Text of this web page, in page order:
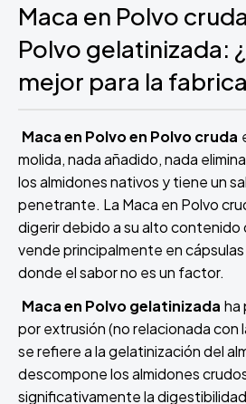
Maca en Polvo
Polvo gelatinizada:
mejor para la
Maca en Polvo en Polvo cruda
molida, nada añadido, nada
los almidones nativos y tiene un
penetrante. La Maca en Polvo
digerir debido a su alto contenido
vende principalmente en
donde el sabor no es un factor.
Maca en Polvo gelatinizada ha
por extrusión (no relacionada con
se refiere a la gelatinización del
descompone los almidones
significativamente la